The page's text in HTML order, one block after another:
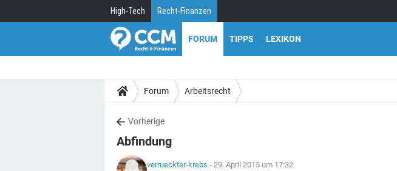
High-Tech Recht-Finanzen
FORUM TIPPS LEXIKON
Forum Arbeitsrecht
Vorherige
Abfindung
verrueckter-krebs - 29. April 2015 um 17:32